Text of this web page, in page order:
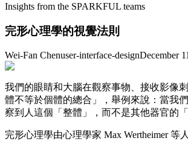
Insights from the SPARKFUL teams
完形心理學的視覺法則
Wei-Fan Chenuser-interface-designDecember
我們的眼睛和大腦在觀察事物、接收影像
體不等於個體的總合」，舉例來說：當我
察到人這個「整體」，而不是其他器官的「
完形心理學由心理學家 Max Wertheimer